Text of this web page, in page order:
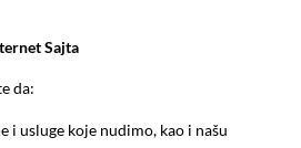
Sajta
da:
i usluge koje nudimo, kao i našu